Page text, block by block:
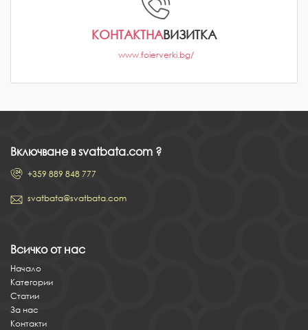
КОНТАКТНАВИЗИТКА
www.foierverki.bg/
Включване в svatbata.com ?
+359 889 848 777
svatbata@svatbata.com
Всичко от нас
Начало
Категории
Статии
За нас
Контакти